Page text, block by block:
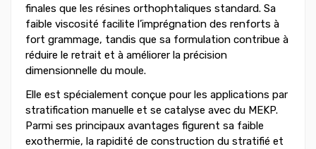
finales que les résines orthophtaliques standard. Sa
faible viscosité facilite l’imprégnation des renforts à
fort grammage, tandis que sa formulation contribue à
réduire le retrait et à améliorer la précision
dimensionnelle du moule.
Elle est spécialement conçue pour les applications par
stratification manuelle et se catalyse avec du MEKP.
Parmi ses principaux avantages figurent sa faible
exothermie, la rapidité de construction du stratifié et